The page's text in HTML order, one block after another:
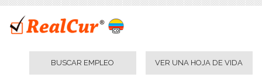
BUSCAR EMPLEO VER UNA HOJA DE VIDA